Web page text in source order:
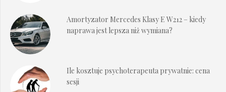
Amortyzator Mercedes Klasy E W212 – kiedy
naprawa jest lepsza niż wymiana?
Ile kosztuje psychoterapeuta prywatnie: cena
sesji